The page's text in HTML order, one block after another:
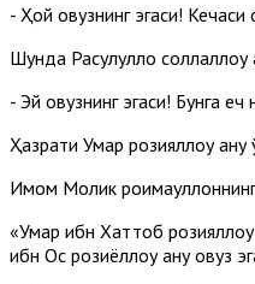
- Ҳой ҳовузнинг эгаси!
Шунда Расулуллоҳ соллаллоҳу
- Эй ҳовузнинг эгаси! Бунга
Ҳазрати Умар розияллоҳу
Имом Молик
«Умар ибн Хаттоб
ибн Ос розиёллоҳу анҳу ҳовуз